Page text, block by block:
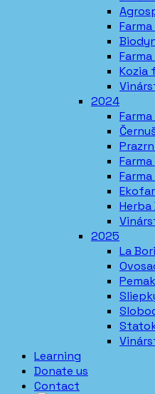
Kozia
2024
Herba
2025
La
Pemak
Learning
Donate us
Contact